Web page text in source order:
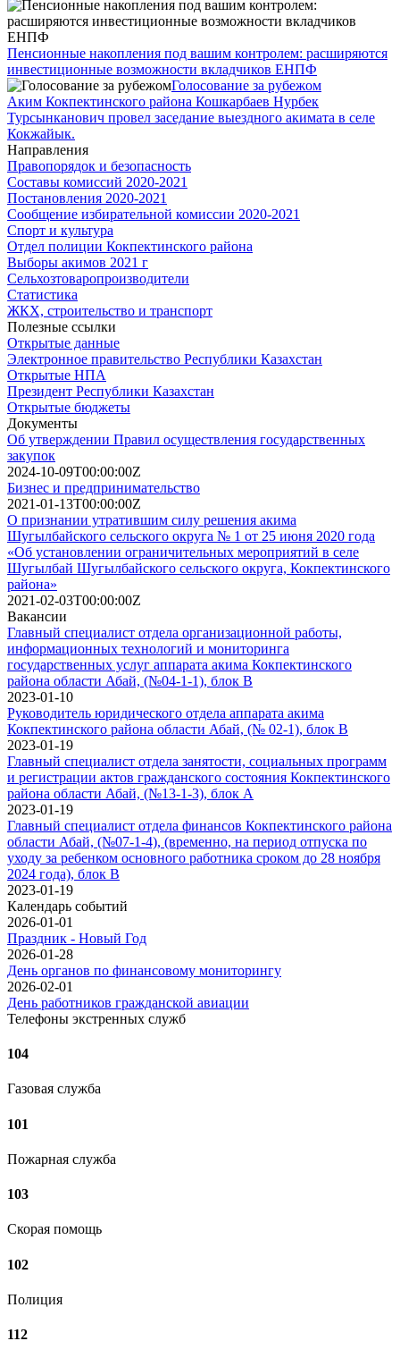
Пенсионные накопления под вашим контролем: расширяются
инвестиционные возможности вкладчиков ЕНПФ
Голосование за рубежом
Аким Кокпектинского района Кошкарбаев Нурбек
Турсынканович провел заседание выездного акимата в селе
Кокжайык.
Направления
Правопорядок и безопасность
Составы комиссий 2020-2021
Постановления 2020-2021
Сообщение избирательной комиссии 2020-2021
Спорт и культура
Отдел полиции Кокпектинского района
Выборы акимов 2021 г
Сельхозтоваропроизводители
Статистика
ЖКХ, строительство и транспорт
Полезные ссылки
Открытые данные
Электронное правительство Республики Казахстан
Открытые НПА
Президент Республики Казахстан
Открытые бюджеты
Документы
Об утверждении Правил осуществления государственных
закупок
2024-10-09T00:00:00Z
Бизнес и предпринимательство
2021-01-13T00:00:00Z
О признании утратившим силу решения акима
Шугылбайского сельского округа № 1 от 25 июня 2020 года
«Об установлении ограничительных мероприятий в селе
Шугылбай Шугылбайского сельского округа, Кокпектинского
района»
2021-02-03T00:00:00Z
Вакансии
Главный специалист отдела организационной работы,
информационных технологий и мониторинга
государственных услуг аппарата акима Кокпектинского
района области Абай, (№04-1-1), блок В
2023-01-10
Руководитель юридического отдела аппарата акима
Кокпектинского района области Абай, (№ 02-1), блок В
2023-01-19
Главный специалист отдела занятости, социальных программ
и регистрации актов гражданского состояния Кокпектинского
района области Абай, (№13-1-3), блок А
2023-01-19
Главный специалист отдела финансов Кокпектинского района
области Абай, (№07-1-4), (временно, на период отпуска по
уходу за ребенком основного работника сроком до 28 ноября
2024 года), блок В
2023-01-19
Календарь событий
2026-01-01
Праздник - Новый Год
2026-01-28
День органов по финансовому мониторингу
2026-02-01
День работников гражданской авиации
Телефоны экстренных служб
104
Газовая служба
101
Пожарная служба
103
Скорая помощь
102
Полиция
112